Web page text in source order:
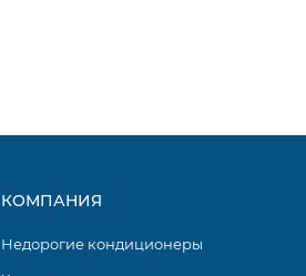
КОМПАНИЯ
Недорогие кондиционеры